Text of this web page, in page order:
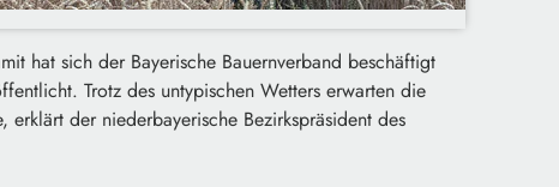
hat sich der Bayerische Bauernverband beschäftigt
Trotz des untypischen Wetters erwarten die
der niederbayerische Bezirkspräsident des